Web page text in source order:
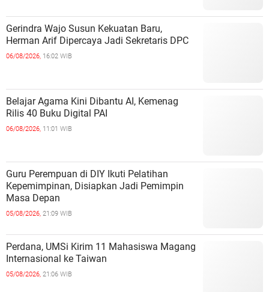
Gerindra Wajo Susun Kekuatan Baru,
Herman Arif Dipercaya Jadi Sekretaris DPC
06/08/2026, 16:02 WIB
Belajar Agama Kini Dibantu AI, Kemenag
Rilis 40 Buku Digital PAI
06/08/2026, 11:01 WIB
Guru Perempuan di DIY Ikuti Pelatihan
Kepemimpinan, Disiapkan Jadi Pemimpin
Masa Depan
05/08/2026, 21:09 WIB
Perdana, UMSi Kirim 11 Mahasiswa Magang
Internasional ke Taiwan
05/08/2026, 21:06 WIB